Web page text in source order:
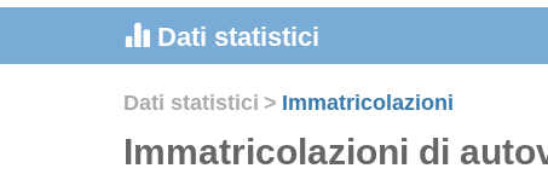
Dati statistici
Dati statistici > Immatricolazioni
Immatricolazioni di